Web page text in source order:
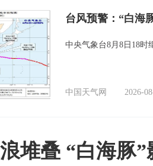
台风预警：“白海
中央气象台8月8日18时
中国天气网 2026-
堆叠 “白海豚”